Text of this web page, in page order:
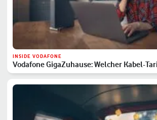
INSIDE VODAFONE
Vodafone GigaZuhause: Welcher Kabel-